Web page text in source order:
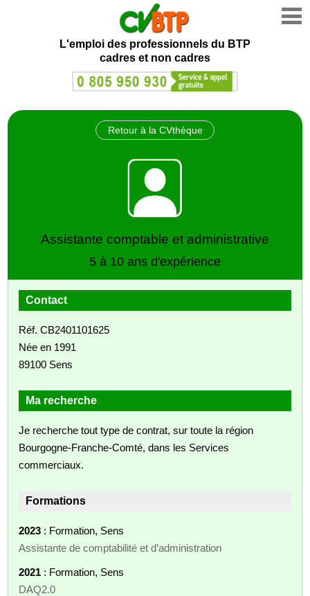
L'emploi des professionnels du BTP
cadres et non cadres
Retour à la CVthèque
Assistante comptable et administrative
5 à 10 ans d'expérience
Contact
Réf. CB2401101625
Née en 1991
89100 Sens
Ma recherche
Je recherche tout type de contrat, sur toute la région
Bourgogne-Franche-Comté, dans les Services
commerciaux.
Formations
2023 : Formation, Sens
Assistante de comptabilité et d’administration
2021 : Formation, Sens
DAQ2.0